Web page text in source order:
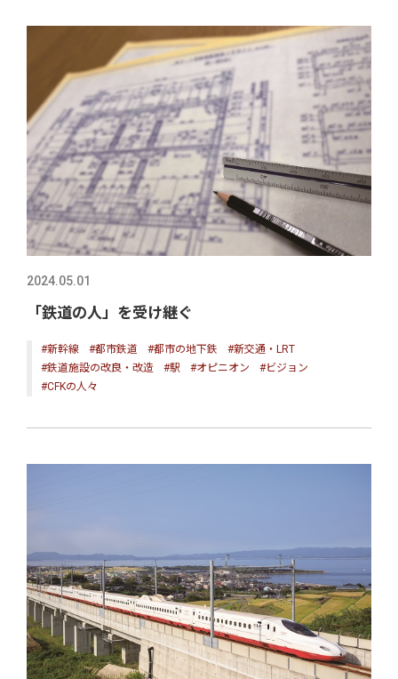
2024.05.01
「鉄道の人」を受け継ぐ
#新幹線 #都市鉄道 #都市の地下鉄
#新交通・LRT
#鉄道施設の改良・改造
#駅 #オピニオン
#ビジョン
#CFKの人々